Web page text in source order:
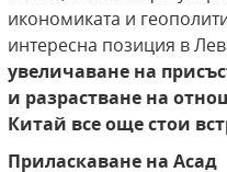
икономиката и
интересна позиция в
увеличаване на
и разрастване на
Китай все още стои
Приласкаване на Асад